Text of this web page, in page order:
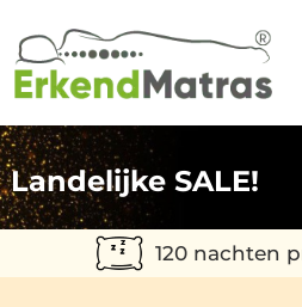
Landelijke SALE!
120 nachten